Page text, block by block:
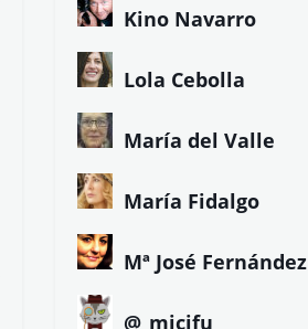
Kino Navarro
Lola Cebolla
María del Valle
María Fidalgo
Mª José Fernández
@_micifu_